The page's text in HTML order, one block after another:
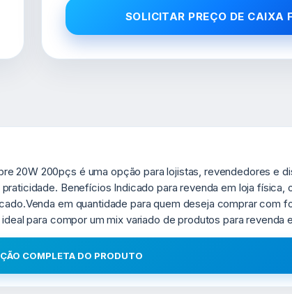
SOLICITAR PREÇO DE CAIXA
20W 200pçs é uma opção para lojistas, revendedores e
Benefícios Indicado para revenda em loja física,
em quantidade para quem deseja comprar com
para compor um mix variado de produtos para revenda
COMPLETA DO PRODUTO